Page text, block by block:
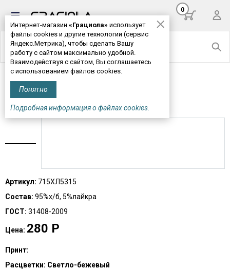
Интернет-магазин «Грациола» использует
файлы cookies и другие технологии (сервис
Яндекс.Метрика), чтобы сделать Вашу
работу с сайтом максимально удобной.
Взаимодействуя с сайтом, Вы соглашаетесь
с использованием файлов cookies.
Понятно
Подробная информация о файлах cookies.
0
Главная>Мужская одежда
ТРУСЫ МУЖСКИЕ М715*
Артикул: 715ХЛ5315
Состав: 95%х/б, 5%лайкра
ГОСТ: 31408-2009
Цена: 280 Р
Принт:
Расцветки: Светло-бежевый